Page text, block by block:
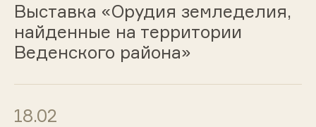
Выставка «Орудия земледелия,
найденные на территории
Веденского района»
18.02